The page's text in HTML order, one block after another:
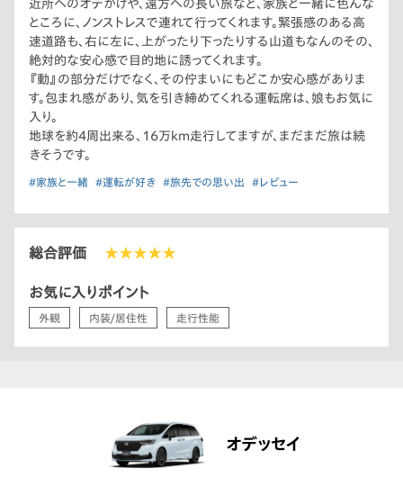
近所へのオデかけや、遠方への長い旅など、家族と一緒に色んな
ところに、ノンストレスで連れて行ってくれます。緊張感のある高
速道路も、右に左に、上がったり下ったりする山道もなんのその、
絶対的な安心感で目的地に誘ってくれます。
『動』の部分だけでなく、その佇まいにもどこか安心感がありま
す。包まれ感があり、気を引き締めてくれる運転席は、娘もお気に
入り。
地球を約4周出来る、16万km走行してますが、まだまだ旅は続
きそうです。
#家族と一緒 #運転が好き #旅先での思い出 #レビュー
総合評価 ★★★★★
お気に入りポイント
外観 内装/居住性 走行性能
オデッセイ